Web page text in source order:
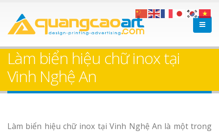
Làm biển hiệu chữ inox tại
Vinh Nghệ An
Làm biển hiệu chữ inox tại Vinh Nghệ An là một trong